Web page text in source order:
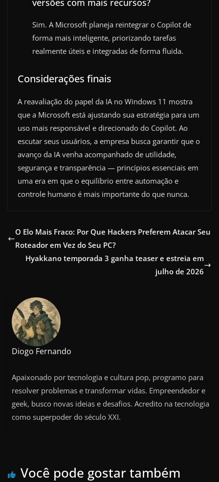
versões com mais recursos?
Sim. A Microsoft planeja reintegrar o Copilot de
forma mais inteligente, priorizando tarefas
realmente úteis e integradas de forma fluida.
Considerações finais
A reavaliação do papel da IA no Windows 11 mostra
que a Microsoft está ajustando sua estratégia para um
uso mais responsável e direcionado do Copilot. Ao
escutar seus usuários, a empresa busca garantir que o
avanço da IA venha acompanhado de utilidade,
segurança e transparência — princípios essenciais em
uma era em que o equilíbrio entre automação e
controle humano é mais importante do que nunca.
O Elo Mais Fraco: Por Que Hackers Preferem Atacar Seu
Roteador em Vez do Seu PC?
Hyakkano temporada 3 ganha teaser e estreia em
julho de 2026
Diogo Fernando
Apaixonado por tecnologia e cultura pop, programo para
resolver problemas e transformar vidas. Empreendedor e
geek, busco novas ideias e desafios. Acredito na tecnologia
como superpoder do século XXI.
Você pode gostar também